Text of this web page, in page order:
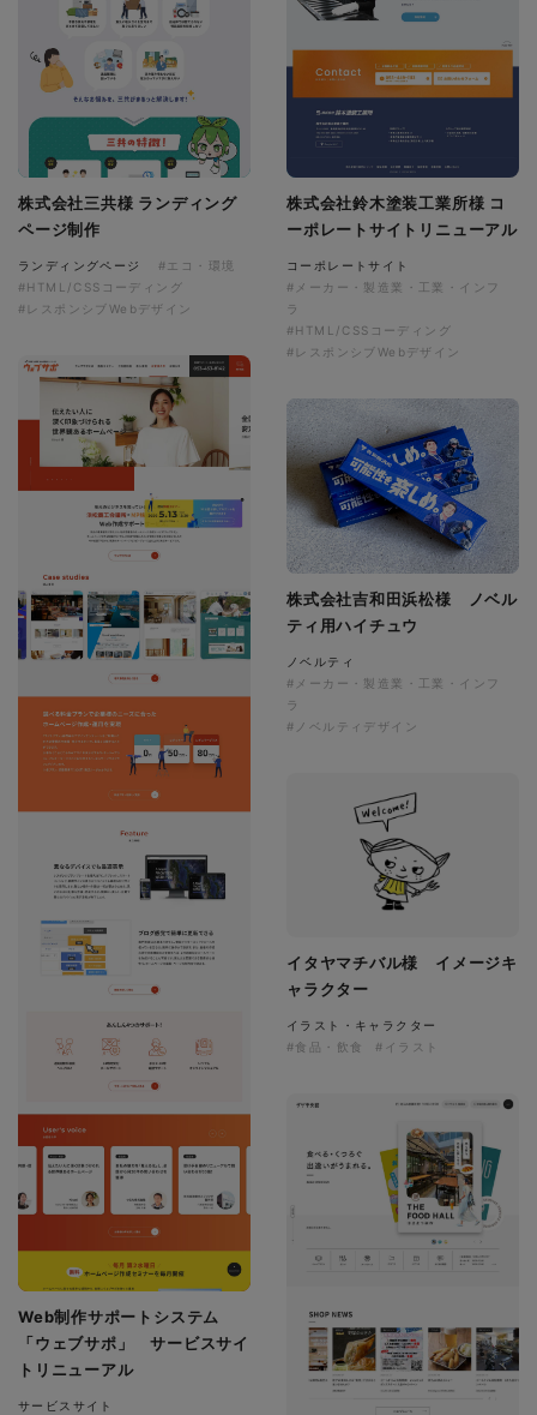
株式会社三共様 ランディング
ページ制作
ランディングページ
#エコ・環境
#HTML/CSSコーディング
#レスポンシブWebデザイン
株式会社鈴木塗装工業所様 コ
ーポレートサイトリニューアル
コーポレートサイト
#メーカー・製造業・工業・インフ
ラ
#HTML/CSSコーディング
#レスポンシブWebデザイン
Web制作サポートシステム
「ウェブサポ」 サービスサイ
トリニューアル
サービスサイト
株式会社吉和田浜松様 ノベル
ティ用ハイチュウ
ノベルティ
#メーカー・製造業・工業・インフ
ラ
#ノベルティデザイン
イタヤマチバル様 イメージキ
ャラクター
イラスト・キャラクター
#食品・飲食
#イラスト